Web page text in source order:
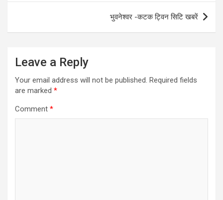
भुवनेश्वर -कटक ट्विन सिटि खबरें
Leave a Reply
Your email address will not be published. Required fields
are marked *
Comment *